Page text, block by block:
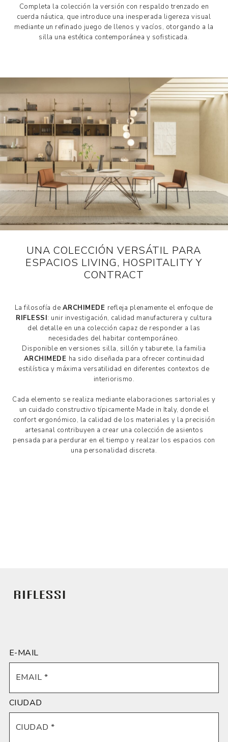
Completa la colección la versión con respaldo trenzado en
cuerda náutica, que introduce una inesperada ligereza visual
mediante un refinado juego de llenos y vacíos, otorgando a la
silla una estética contemporánea y sofisticada.
UNA COLECCIÓN VERSÁTIL PARA
ESPACIOS LIVING, HOSPITALITY Y
CONTRACT
La filosofía de ARCHIMEDE refleja plenamente el enfoque de
RIFLESSI: unir investigación, calidad manufacturera y cultura
del detalle en una colección capaz de responder a las
necesidades del habitar contemporáneo.
Disponible en versiones silla, sillón y taburete, la familia
ARCHIMEDE ha sido diseñada para ofrecer continuidad
estilística y máxima versatilidad en diferentes contextos de
interiorismo.
Cada elemento se realiza mediante elaboraciones sartoriales y
un cuidado constructivo típicamente Made in Italy, donde el
confort ergonómico, la calidad de los materiales y la precisión
artesanal contribuyen a crear una colección de asientos
pensada para perdurar en el tiempo y realzar los espacios con
una personalidad discreta.
E-MAIL
CIUDAD